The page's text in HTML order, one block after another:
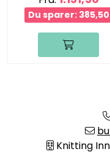
Du sparer: 385,50
Knitting